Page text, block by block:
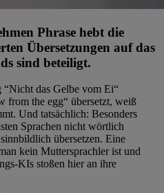
Phrase hebt die
Übersetzungen auf das
sind beteiligt.
“Nicht das Gelbe vom Ei“
from the egg“ übersetzt, weiß
Und tatsächlich: Besonders
Sprachen nicht wörtlich
übersetzen. Eine
kein Muttersprachler ist und
KIs stoßen hier an ihre